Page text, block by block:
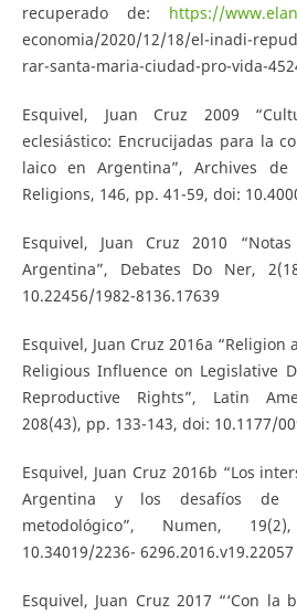
recuperado de: https://
economia/2020/12/18/el-inadi-
rar-santa-maria-ciudad-pro-vida-
Esquivel, Juan Cruz 2009
eclesiástico: Encrucijadas para la
laico en Argentina”, Archives de
Religions, 146, pp. 41-59, doi:
Esquivel, Juan Cruz 2010
Argentina”, Debates Do Ner,
10.22456/1982-8136.17639
Esquivel, Juan Cruz 2016a
Religious Influence on Legislative
Reproductive Rights”, Latin
208(43), pp. 133-143, doi: 10.1177/
Esquivel, Juan Cruz 2016b “Los
Argentina y los desafíos de
metodológico”, Numen,
10.34019/2236- 6296.2016.v19.22057
Esquivel, Juan Cruz 2017 “‘Con la